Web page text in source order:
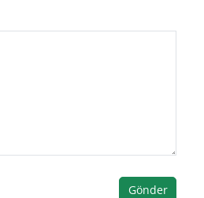
Gönder